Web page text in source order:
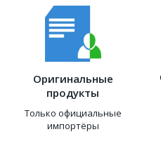
Оригинальные
продукты
Только официальные
импортёры